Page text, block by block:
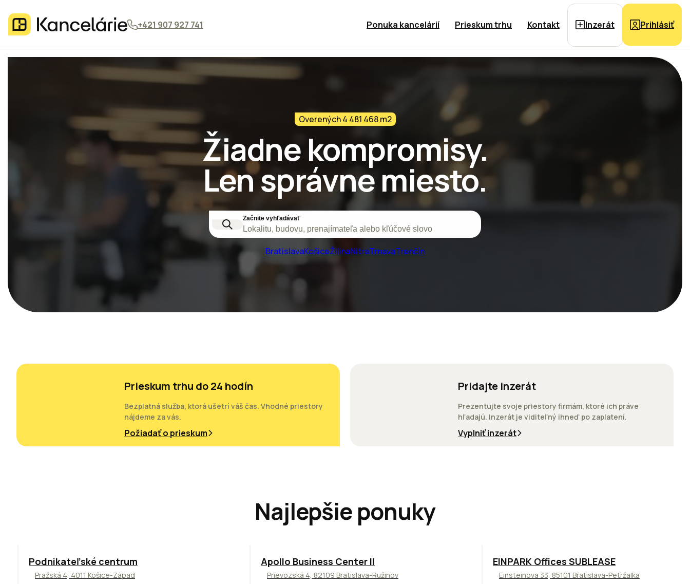
+421 907 927 741 Ponuka kancelárií Prieskum trhu Kontakt Inzerát Prihlásiť
Overených 4 481 468 m2
Žiadne kompromisy.
Len správne miesto.
Začnite vyhľadávať
Lokalitu, budovu, prenajímateľa alebo kľúčové slovo
BratislavaKošiceŽilinaNitraTrnavaTrenčín
Prieskum trhu do 24 hodín
Bezplatná služba, ktorá ušetrí váš čas. Vhodné priestory
nájdeme za vás.
Požiadať o prieskum
Pridajte inzerát
Prezentujte svoje priestory firmám, ktoré ich práve
hľadajú. Inzerát je viditeľný ihneď po zaplatení.
Vyplniť inzerát
Najlepšie ponuky
ODPORÚČAME
Podnikateľské centrum
Pražská 4, 4011 Košice-Západ
TOP NOVINKA ODPORÚČAME
Apollo Business Center II
Prievozská 4, 82109 Bratislava-Ružinov
TOP ODPORÚČAME
EINPARK Offices SUBLEASE
Einsteinova 33, 85101 Bratislava-Petržalka